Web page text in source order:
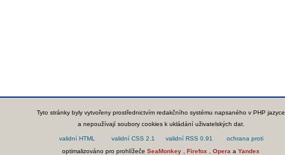
Tyto stránky byly vytvořeny prostřednictvím redakčního systému napsaného v PHP jazyce
a nepoužívají soubory cookies k ukládání uživatelských dat.
optimalizováno pro prohlížeče SeaMonkey Firefox Opera a Yandex